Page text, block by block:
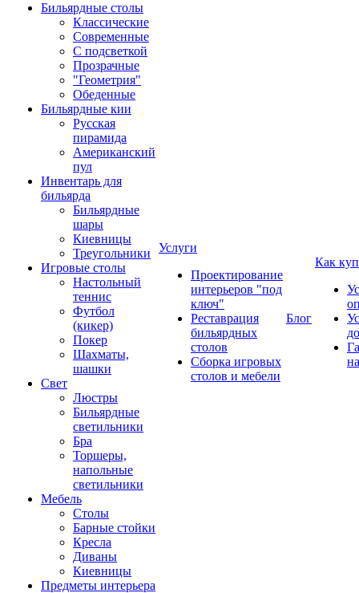
Бильярдные столы
Классические
Современные
С подсветкой
Прозрачные
"Геометрия"
Обеденные
Бильярдные кии
Русская
пирамида
Американский
пул
Инвентарь для
бильярда
Бильярдные
шары
Киевницы
Треугольники
Игровые столы
Настольный
теннис
Футбол
(кикер)
Покер
Шахматы,
шашки
Свет
Люстры
Бильярдные
светильники
Бра
Торшеры,
напольные
светильники
Мебель
Столы
Барные стойки
Кресла
Диваны
Киевницы
Предметы интерьера
Услуги
Проектирование
интерьеров "под
ключ"
Реставрация
бильярдных
столов
Сборка игровых
столов и мебели
Блог
Как